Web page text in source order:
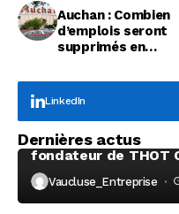
Auchan : Combien
d’emplois seront
supprimés en
LinkedIn
Dernières actus
À la rencontre de
fondateur de THOT
Vaucluse_Entreprise